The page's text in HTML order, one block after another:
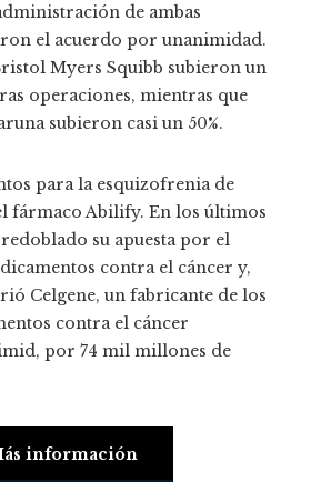
de ambas
el acuerdo por unanimidad.
Myers Squibb subieron un
operaciones, mientras que
subieron casi un 50%.
para la esquizofrenia de
fármaco Abilify. En los últimos
su apuesta por el
contra el cáncer y,
Celgene, un fabricante de los
contra el cáncer
por 74 mil millones de
información